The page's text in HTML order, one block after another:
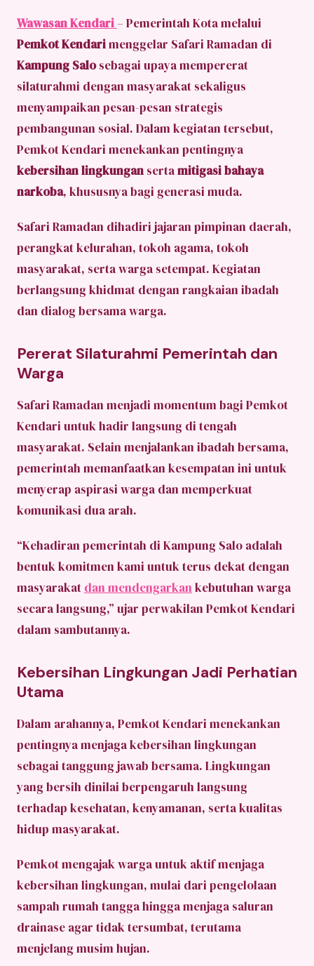
Wawasan Kendari– Pemerintah Kota melalui
Pemkot Kendarimenggelar Safari Ramadan di
Kampung Salosebagai upaya mempererat
silaturahmi dengan masyarakat sekaligus
menyampaikan pesan-pesan strategis
pembangunan sosial. Dalam kegiatan tersebut,
Pemkot Kendari menekankan pentingnya
kebersihan lingkungan sertamitigasi bahaya
narkoba, khususnya bagi generasi muda.
Safari Ramadan dihadiri jajaran pimpinan daerah,
perangkat kelurahan, tokoh agama, tokoh
masyarakat, serta warga setempat. Kegiatan
berlangsung khidmat dengan rangkaian ibadah
dan dialog bersama warga.
Pererat Silaturahmi Pemerintah dan
Warga
Safari Ramadan menjadi momentum bagi Pemkot
Kendari untuk hadir langsung di tengah
masyarakat. Selain menjalankan ibadah bersama,
pemerintah memanfaatkan kesempatan ini untuk
menyerap aspirasi warga dan memperkuat
komunikasi dua arah.
“Kehadiran pemerintah di Kampung Salo adalah
bentuk komitmen kami untuk terus dekat dengan
masyarakat dan mendengarkan kebutuhan warga
secara langsung,” ujar perwakilan Pemkot Kendari
dalam sambutannya.
Kebersihan Lingkungan Jadi Perhatian
Utama
Dalam arahannya, Pemkot Kendari menekankan
pentingnya menjaga kebersihan lingkungan
sebagai tanggung jawab bersama. Lingkungan
yang bersih dinilai berpengaruh langsung
terhadap kesehatan, kenyamanan, serta kualitas
hidup masyarakat.
Pemkot mengajak warga untuk aktif menjaga
kebersihan lingkungan, mulai dari pengelolaan
sampah rumah tangga hingga menjaga saluran
drainase agar tidak tersumbat, terutama
menjelang musim hujan.